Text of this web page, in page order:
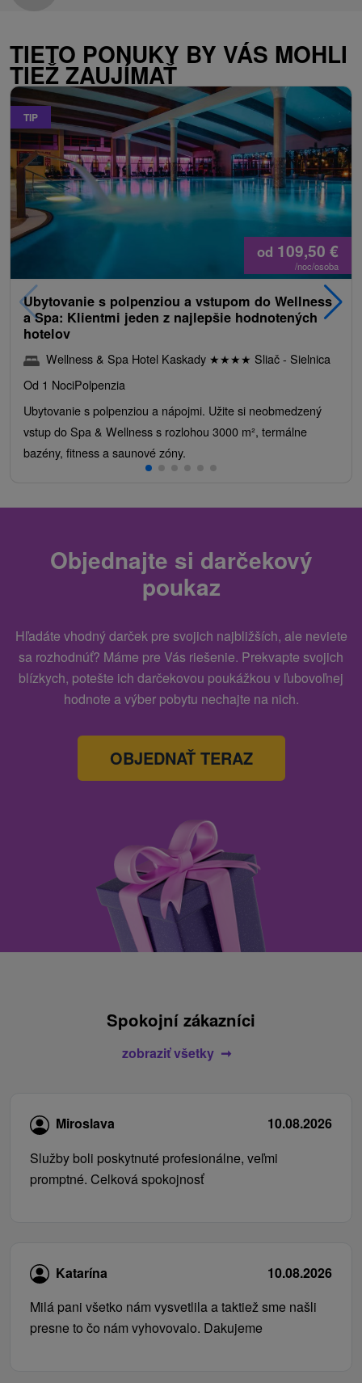
TIETO PONUKY BY VÁS MOHLI
TIEŽ ZAUJÍMAŤ
TIP
od 109,50 €
/noc/osoba
Ubytovanie s polpenziou a vstupom do Wellness
a Spa: Klientmi jeden z najlepšie hodnotených
hotelov
Wellness & Spa Hotel Kaskady ★★★★ Sliač - Sielnica
Od 1 NociPolpenzia
Ubytovanie s polpenziou a nápojmi. Užite si neobmedzený
vstup do Spa & Wellness s rozlohou 3000 m², termálne
bazény, fitness a saunové zóny.
Objednajte si darčekový
poukaz
Hľadáte vhodný darček pre svojich najbližších, ale neviete
sa rozhodnúť? Máme pre Vás riešenie. Prekvapte svojich
blízkych, potešte ich darčekovou poukážkou v ľubovoľnej
hodnote a výber pobytu nechajte na nich.
OBJEDNAŤ TERAZ
Spokojní zákazníci
zobraziť všetky
Miroslava
10.08.2026
Služby boli poskytnuté profesionálne, veľmi
promptné. Celková spokojnosť
Katarína
10.08.2026
Milá pani všetko nám vysvetlila a taktiež sme našli
presne to čo nám vyhovovalo. Dakujeme